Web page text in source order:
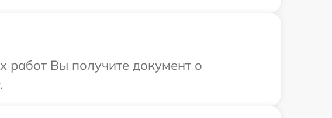
работ Вы получите документ о